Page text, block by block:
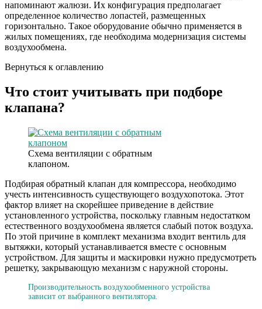
напоминают жалюзи. Их конфигурация предполагает
определенное количество лопастей, размещенных
горизонтально. Такое оборудование обычно применяется в
жилых помещениях, где необходима модернизация системы
воздухообмена.
Вернуться к оглавлению
Что стоит учитывать при подборе
клапана?
Схема вентиляции с обратным
клапоном.
Подбирая обратный клапан для компрессора, необходимо
учесть интенсивность существующего воздухопотока. Этот
фактор влияет на скорейшее приведение в действие
установленного устройства, поскольку главным недостатком
естественного воздухообмена является слабый поток воздуха.
По этой причине в комплект механизма входит вентиль для
вытяжки, который устанавливается вместе с основным
устройством. Для защиты и маскировки нужно предусмотреть
решетку, закрывающую механизм с наружной стороны.
Производительность воздухообменного устройства
зависит от выбранного вентилятора.